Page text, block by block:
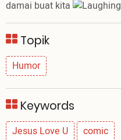
damai buat kita
Topik
Humor
Keywords
Jesus Love U comic